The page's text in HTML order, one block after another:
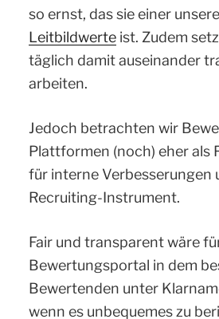
so ernst, das sie einer
Leitbildwerte ist. Zudem
täglich damit auseinander
arbeiten.
Jedoch betrachten wir
Plattformen (noch) eher als
für interne Verbesserungen
Recruiting-Instrument.
Fair und transparent wäre
Bewertungsportal in dem
Bewertenden unter
wenn es unbequemes zu